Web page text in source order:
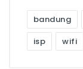
bandung
isp
wifi